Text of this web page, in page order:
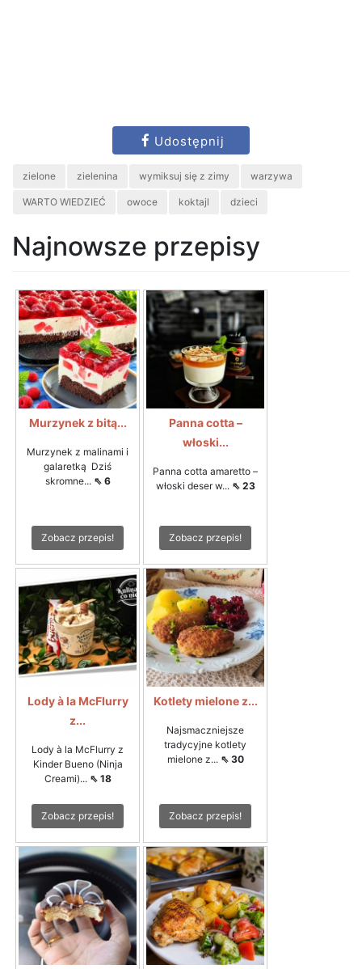
Udostępnij
zielone zielenina wymiksuj się z zimy warzywa
WARTO WIEDZIEĆ owoce koktajl dzieci
Najnowsze przepisy
Murzynek z bitą...
Murzynek z malinami i
galaretką Dziś
skromne... ⇖ 6
Zobacz przepis!
Panna cotta –
włoski...
Panna cotta amaretto –
włoski deser w... ⇖ 23
Zobacz przepis!
Lody à la McFlurry
z...
Lody à la McFlurry z
Kinder Bueno (Ninja
Creami)... ⇖ 18
Zobacz przepis!
Kotlety mielone z...
Najsmaczniejsze
tradycyjne kotlety
mielone z... ⇖ 30
Zobacz przepis!